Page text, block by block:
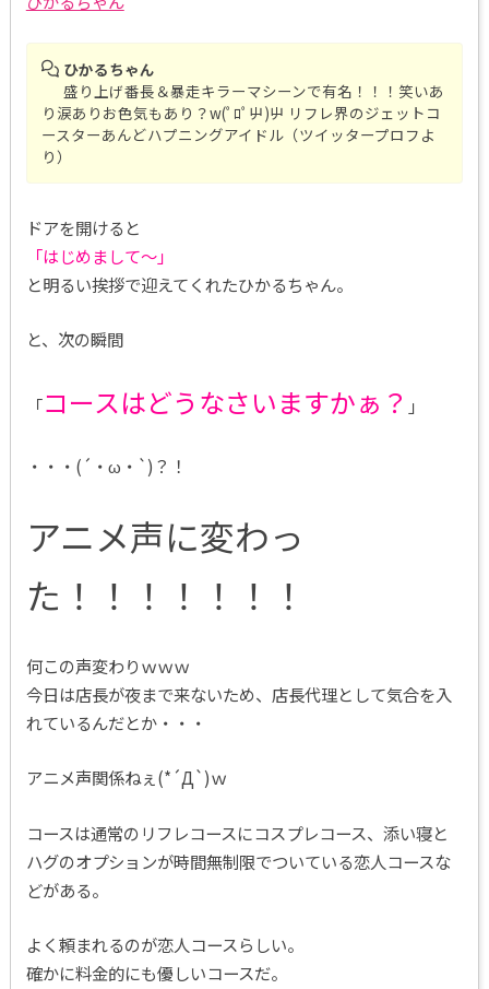
ひかるちゃん
盛り上げ番長＆暴走キラーマシーンで有名！！！笑いあ
り涙ありお色気もあり？w(ﾟﾛﾟ屮)屮 リフレ界のジェットコ
ースターあんどハプニングアイドル（ツイッタープロフよ
り）
ドアを開けると
「はじめまして～」
と明るい挨拶で迎えてくれたひかるちゃん。
と、次の瞬間
「コースはどうなさいますかぁ？ 」
・・・(´・ω・`)？！
アニメ声に変わっ
た！！！！！！！
何この声変わりｗｗｗ
今日は店長が夜まで来ないため、店長代理として気合を入
れているんだとか・・・
アニメ声関係ねぇ(*´Д`)ｗ
コースは通常のリフレコースにコスプレコース、添い寝と
ハグのオプションが時間無制限でついている恋人コースな
どがある。
よく頼まれるのが恋人コースらしい。
確かに料金的にも優しいコースだ。